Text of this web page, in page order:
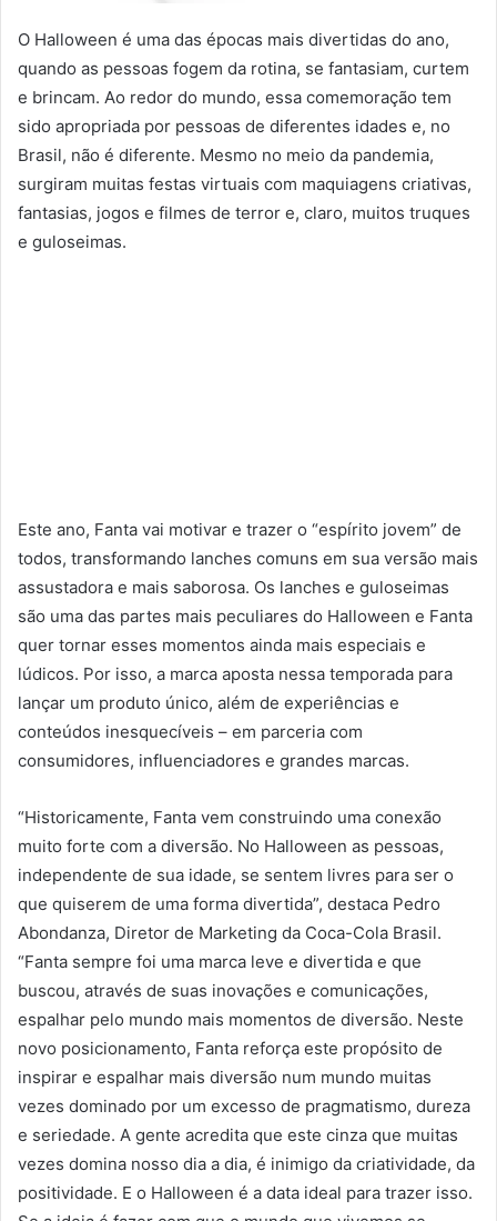
O Halloween é uma das épocas mais divertidas do ano,
quando as pessoas fogem da rotina, se fantasiam, curtem
e brincam. Ao redor do mundo, essa comemoração tem
sido apropriada por pessoas de diferentes idades e, no
Brasil, não é diferente. Mesmo no meio da pandemia,
surgiram muitas festas virtuais com maquiagens criativas,
fantasias, jogos e filmes de terror e, claro, muitos truques
e guloseimas.
Este ano, Fanta vai motivar e trazer o “espírito jovem” de
todos, transformando lanches comuns em sua versão mais
assustadora e mais saborosa. Os lanches e guloseimas
são uma das partes mais peculiares do Halloween e Fanta
quer tornar esses momentos ainda mais especiais e
lúdicos. Por isso, a marca aposta nessa temporada para
lançar um produto único, além de experiências e
conteúdos inesquecíveis – em parceria com
consumidores, influenciadores e grandes marcas.
“Historicamente, Fanta vem construindo uma conexão
muito forte com a diversão. No Halloween as pessoas,
independente de sua idade, se sentem livres para ser o
que quiserem de uma forma divertida”, destaca Pedro
Abondanza, Diretor de Marketing da Coca-Cola Brasil.
“Fanta sempre foi uma marca leve e divertida e que
buscou, através de suas inovações e comunicações,
espalhar pelo mundo mais momentos de diversão. Neste
novo posicionamento, Fanta reforça este propósito de
inspirar e espalhar mais diversão num mundo muitas
vezes dominado por um excesso de pragmatismo, dureza
e seriedade. A gente acredita que este cinza que muitas
vezes domina nosso dia a dia, é inimigo da criatividade, da
positividade. E o Halloween é a data ideal para trazer isso.